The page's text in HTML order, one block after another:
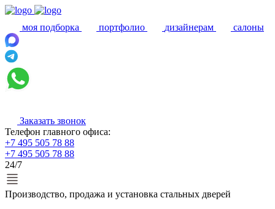
моя подборка портфолио дизайнерам салоны
Заказать звонок
Телефон главного офиса:
+7 495 505 78 88
+7 495 505 78 88
24/7
Производство, продажа и установка стальных дверей